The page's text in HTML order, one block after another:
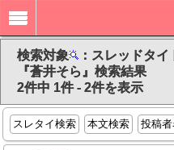
検索対象
：スレッドタイ
『蒼井そら』検索結果
2件中 1件 - 2件を表示
スレタイ検索 本文検索 投稿